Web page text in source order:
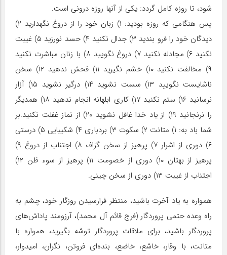
شود، تا روزه کامل گردد: یکی از آنها روزه درونی است.
پس هنگامی که روزه بودید: ۱) زبان خود را از دروغ نگهدارید ۲)
دیدگان خود را فرو بندید ۳) جدال نکنید ۴) حسد نورزید ۵) غیبت
نکنید ۶) مجادله نکنید ۷) دروغ نگویید ۸) با زنان مباشرت نکنید
۹) مخالفت نکنید ۱۰) خشم نگیرید ۱۱) فحش ندهید ۱۲) سخن
ناشایست نگویید ۱۳) سست نشوید ۱۴) درگیر نشوید ۱۵) آزار
نرسانید ۱۶) ستم نکنید ۱۷) کاری ابلهانه انجام ندهید ۱۸) همدیگر
را نرنجانید ۱۹) از یاد خدا غافل نشوید ۲۰) از نماز غفلت نکنید.بر
شما باد به: ۱) متانت ۲) سکوت ۳) بردباری ۴) شکیبایی ۵) درستی
۶) دوری از اشرار ۷) پرهیز از سخن گزاف ۸) اجتناب از دروغ ۹)
پرهیز از بهتان ۱۰) دوری از خصومت ۱۱) پرهیز از سوء ظن ۱۲)
اجتناب از غیبت ۱۳) دوری از سخن چینی.
همواره به یاد آخرت باشید، منتظر فرارسیدن روزگار خود، چشم به
راه وعده حتمی پروردگار (فرج قائم آل محمد)، آرزومند پاداش‌های
پروردگار باشید، برای ملاقات پروردگار توشه بگیرید، همواره با
متانت، با وقار، خاشع، خاضع، بنده‌ای فروتن، نگران، امیدوار،